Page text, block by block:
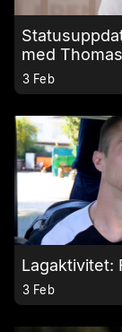
med
3 Feb
Lagaktivitet:
3 Feb